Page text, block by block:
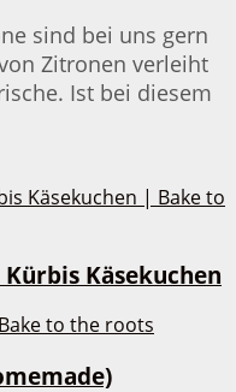
sind bei uns gern
Zitronen verleiht
Ist bei diesem
Käsekuchen